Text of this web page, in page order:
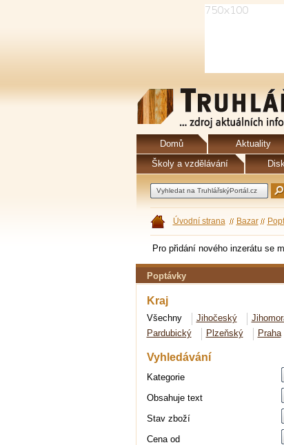
Domů Aktuality
Školy a vzdělávání
Úvodní strana Bazar
Pro přidání nového inzerátu se
Poptávky
Kraj
Všechny Jihočeský
Pardubický
Plzeňský Praha
Vyhledávání
Kategorie
Obsahuje text
Stav zboží
Cena od